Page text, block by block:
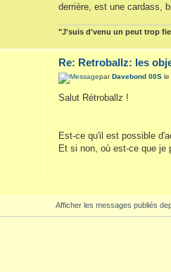
derrière, est une cardass,
"J'suis d'venu un peut trop
Re: Retroballz: les
parDavebond 00S le
Salut Rétroballz !
Est-ce qu'il est possible
Et si non, où est-ce que je
Afficher les messages publiés